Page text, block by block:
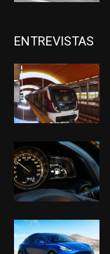
ENTREVISTAS